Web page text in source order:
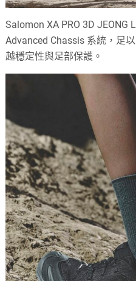
Salomon XA PRO 3D JEONG
Advanced Chassis 系統，足
越穩定性與足部保護。